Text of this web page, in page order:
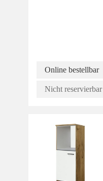
Online bestellbar
Nicht reservierbar